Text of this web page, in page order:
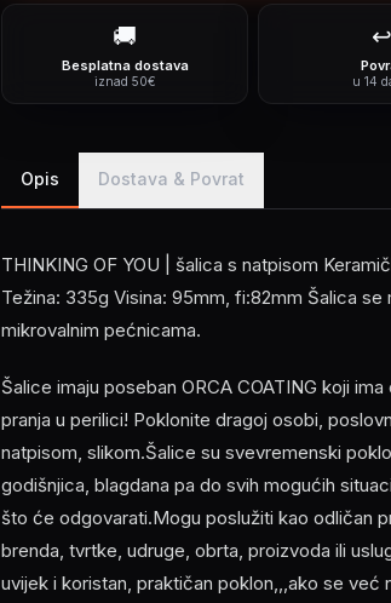
🚚
Besplatna dostava
iznad 50€
↩️
u 14
Opis Dostava & Povrat
THINKING OF YOU | šalica s natpisom
Težina: 335g Visina: 95mm, fi:82mm Šalica
mikrovalnim pećnicama.
Šalice imaju poseban ORCA COATING koji
pranja u perilici! Poklonite dragoj osobi,
natpisom, slikom.Šalice su svevremenski
godišnjica, blagdana pa do svih mogućih
što će odgovarati.Mogu poslužiti kao odličan
brenda, tvrtke, udruge, obrta, proizvoda ili
uvijek i koristan, praktičan poklon,,,ako se već